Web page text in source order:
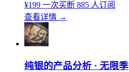
¥199 一次买断 885 人订阅
查看详情 →
纯银的产品分析 · 无限季